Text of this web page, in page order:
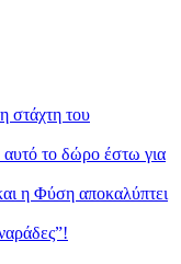
στάχτη του
το δώρο έστω για
η Φύση αποκαλύπτει